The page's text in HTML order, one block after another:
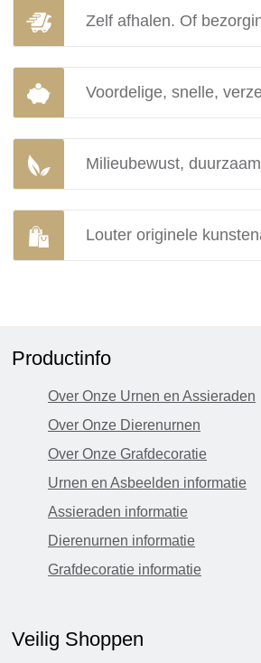
Zelf afhalen. Of
Voordelige, snelle,
Milieubewust,
Louter originele
Productinfo
Over Onze Urnen en Assieraden
Over Onze Dierenurnen
Over Onze Grafdecoratie
Urnen en Asbeelden informatie
Assieraden informatie
Dierenurnen informatie
Grafdecoratie informatie
Veilig Shoppen